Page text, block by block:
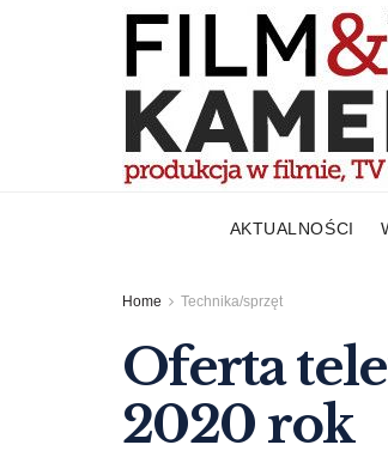
AKTUALNOŚCI
Home Technika/sprzęt
Oferta
2020 rok